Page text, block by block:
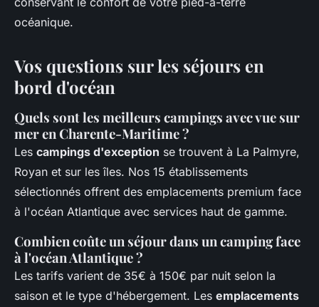
océanique.
Vos questions sur les séjours en
bord d'océan
Quels sont les meilleurs campings avec vue sur
mer en Charente-Maritime ?
Les campings d'exception se trouvent à La Palmyre,
Royan et sur les îles. Nos 15 établissements
sélectionnés offrent des emplacements premium face
à l'océan Atlantique avec services haut de gamme.
Combien coûte un séjour dans un camping face
à l'océan Atlantique ?
Les tarifs varient de 35€ à 150€ par nuit selon la
saison et le type d'hébergement. Les emplacements